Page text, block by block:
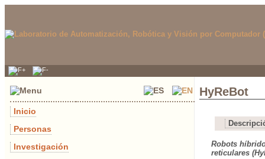
Inicio
Personas
Investigación
HyReBot
Robots
reticulares